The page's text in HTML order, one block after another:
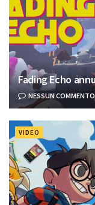
Fading Echo
NESSUN COMMENTO
VIDEO